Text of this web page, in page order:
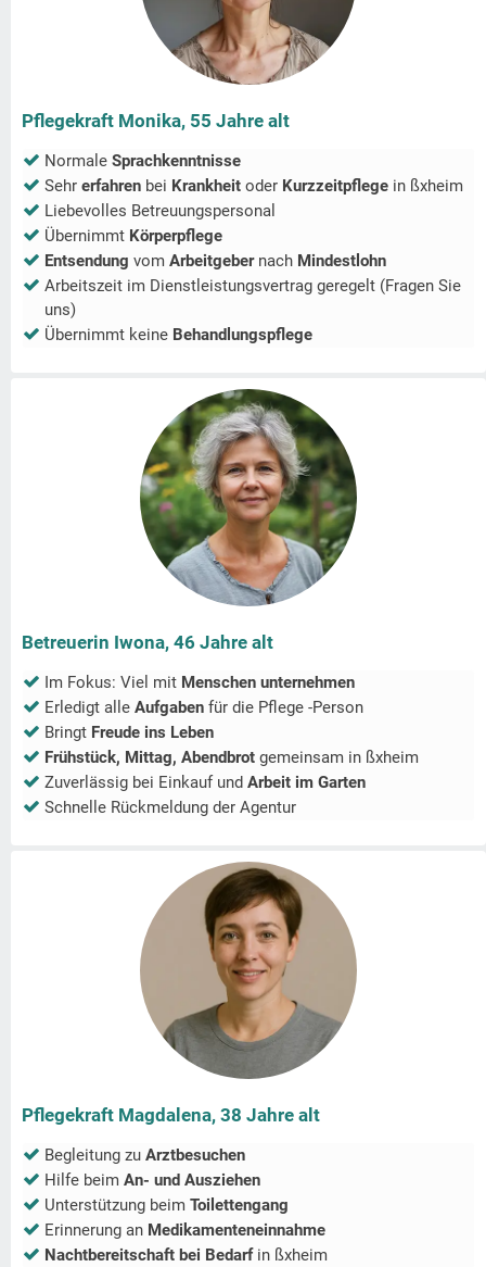
Pflegekraft Monika, 55 Jahre alt
Normale Sprachkenntnisse
Sehr erfahren bei Krankheit oder Kurzzeitpflege in ßxheim
Liebevolles Betreuungspersonal
Übernimmt Körperpflege
Entsendung vom Arbeitgeber nach Mindestlohn
Arbeitszeit im Dienstleistungsvertrag geregelt (Fragen Sie
uns)
Übernimmt keine Behandlungspflege
Betreuerin Iwona, 46 Jahre alt
Im Fokus: Viel mit Menschen unternehmen
Erledigt alle Aufgaben für die Pflege -Person
Bringt Freude ins Leben
Frühstück, Mittag, Abendbrot gemeinsam in ßxheim
Zuverlässig bei Einkauf und Arbeit im Garten
Schnelle Rückmeldung der Agentur
Pflegekraft Magdalena, 38 Jahre alt
Begleitung zu Arztbesuchen
Hilfe beim An- und Ausziehen
Unterstützung beim Toilettengang
Erinnerung an Medikamenteneinnahme
Nachtbereitschaft bei Bedarfin ßxheim